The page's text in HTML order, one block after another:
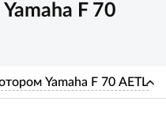
F 70
Yamaha F 70 AETL